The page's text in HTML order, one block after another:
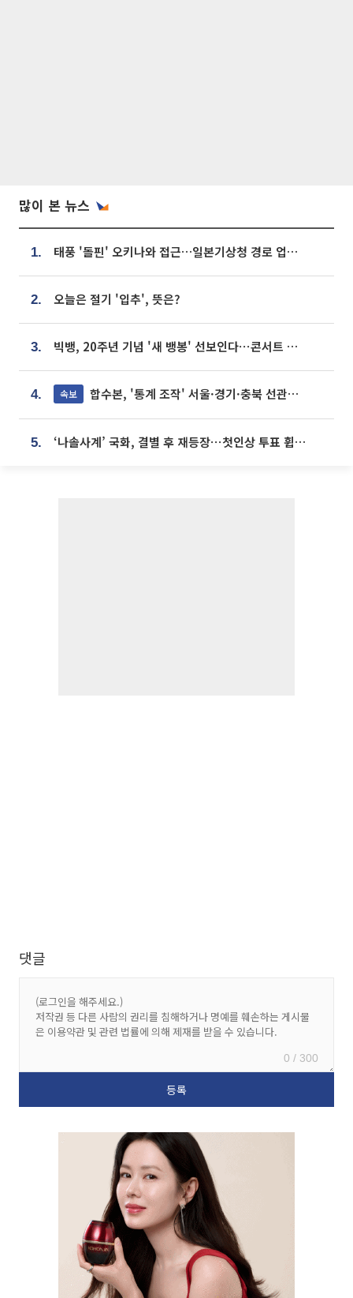
많이 본 뉴스
1. 태풍 '돌핀' 오키나와 접근…일본기상청 경로 업데이트
2. 오늘은 절기 '입추', 뜻은?
3. 빅뱅, 20주년 기념 '새 뱅봉' 선보인다⋯콘서트 앞두고 팝업 개최
4. 속보 합수본, '통계 조작' 서울·경기·충북 선관위 등 추가 압수수색
5. ‘나솔사계’ 국화, 결별 후 재등장⋯첫인상 투표 휩쓸고 ‘인기녀’ 등극
댓글
0 / 300